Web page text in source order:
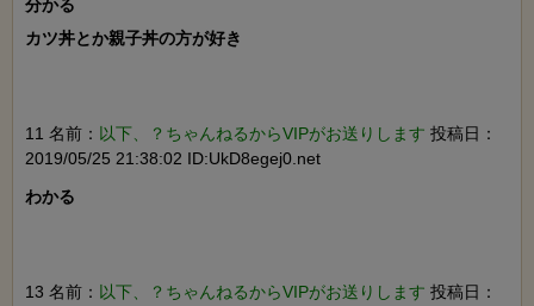
分かる
カツ丼とか親子丼の方が好き
11 名前： 以下、？ちゃんねるからVIPがお送りします 投稿日：
2019/05/25 21:38:02 ID:UkD8egej0.net
わかる
13 名前： 以下、？ちゃんねるからVIPがお送りします 投稿日：